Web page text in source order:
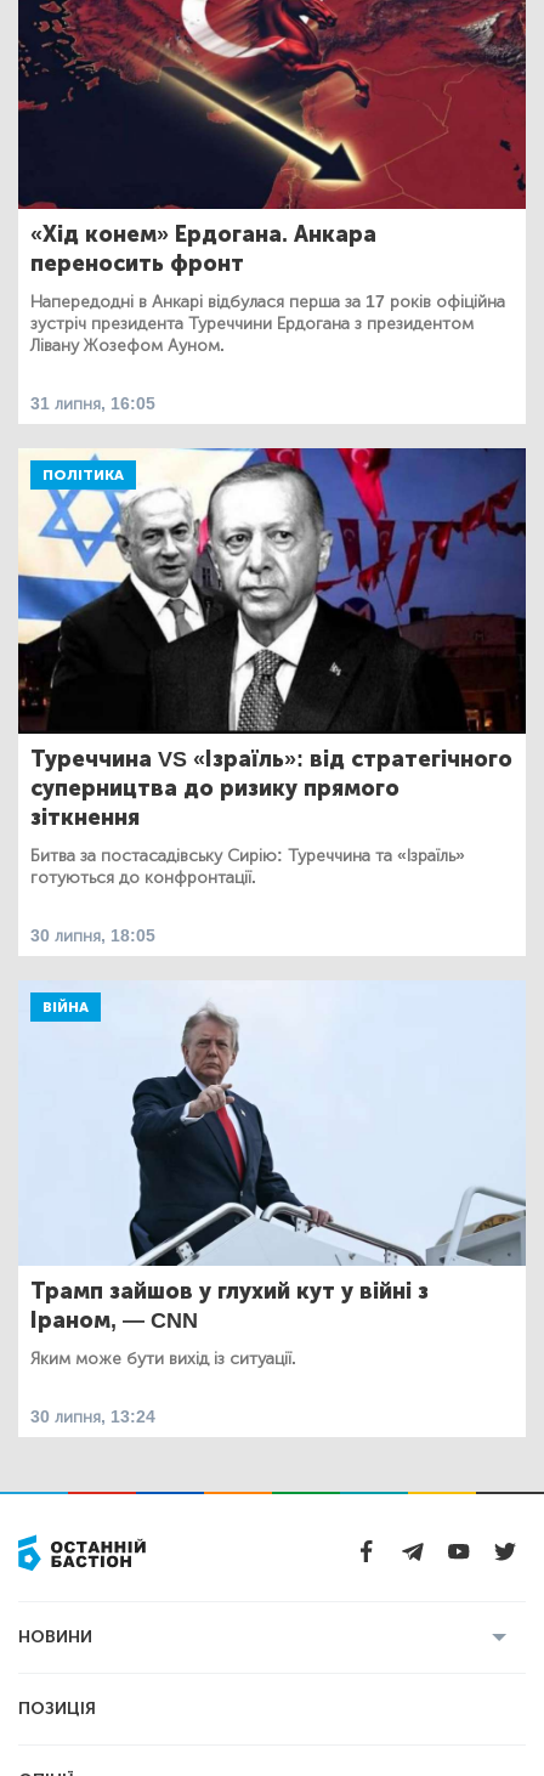
«Хід конем» Ердогана. Анкара
переносить фронт
Напередодні в Анкарі відбулася перша за 17 років офіційна
зустріч президента Туреччини Ердогана з президентом
Лівану Жозефом Ауном.
31 липня, 16:05
ПОЛІТИКА
Туреччина VS «Ізраїль»: від стратегічного
суперництва до ризику прямого
зіткнення
Битва за постасадівську Сирію: Туреччина та «Ізраїль»
готуються до конфронтації.
30 липня, 18:05
ВІЙНА
Трамп зайшов у глухий кут у війні з
Іраном, — CNN
Яким може бути вихід із ситуації.
30 липня, 13:24
НОВИНИ
ПОЗИЦІЯ